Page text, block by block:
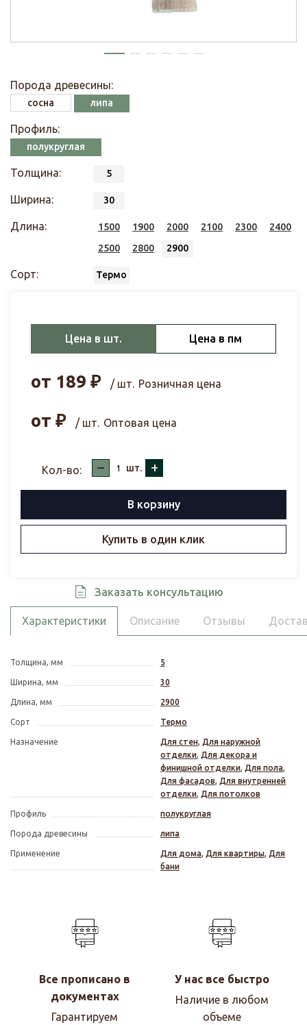
Порода древесины:
сосна липа
Профиль:
полукруглая
Толщина: 5
Ширина: 30
Длина: 1500 1900 2000 2100 2300
2400
2500
2800 2900
Сорт: Термо
Цена в шт. Цена в пм
от 189 ₽ / шт. Розничная цена
от ₽ / шт. Оптовая цена
Кол-во: – шт. +
В корзину
Купить в один клик
Заказать консультацию
Характеристики Описание Отзывы
Толщина, мм 5
Ширина, мм 30
Длина, мм 2900
Сорт Термо
Назначение Для стен, Для наружной
отделки, Для декора и
финишной отделки, Для пола,
Для фасадов, Для внутренней
отделки, Для потолков
Профиль полукруглая
Порода древесины липа
Применение Для дома, Для квартиры, Для
бани
Все прописано в
документах
Гарантируем
У нас все быстро
Наличие в любом
объеме